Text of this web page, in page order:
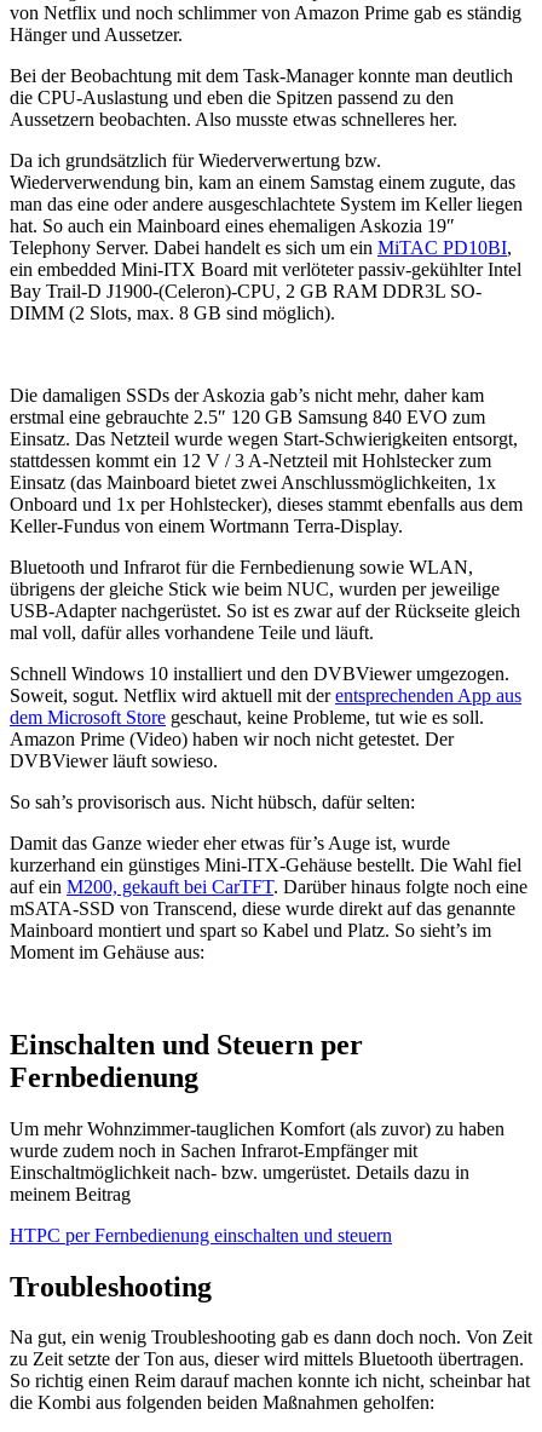
von Netflix und noch schlimmer von Amazon Prime gab es ständig
Hänger und Aussetzer.
Bei der Beobachtung mit dem Task-Manager konnte man deutlich
die CPU-Auslastung und eben die Spitzen passend zu den
Aussetzern beobachten. Also musste etwas schnelleres her.
Da ich grundsätzlich für Wiederverwertung bzw.
Wiederverwendung bin, kam an einem Samstag einem zugute, das
man das eine oder andere ausgeschlachtete System im Keller liegen
hat. So auch ein Mainboard eines ehemaligen Askozia 19″
Telephony Server. Dabei handelt es sich um ein MiTAC PD10BI,
ein embedded Mini-ITX Board mit verlöteter passiv-gekühlter Intel
Bay Trail-D J1900-(Celeron)-CPU, 2 GB RAM DDR3L SO-
DIMM (2 Slots, max. 8 GB sind möglich).
Die damaligen SSDs der Askozia gab’s nicht mehr, daher kam
erstmal eine gebrauchte 2.5″ 120 GB Samsung 840 EVO zum
Einsatz. Das Netzteil wurde wegen Start-Schwierigkeiten entsorgt,
stattdessen kommt ein 12 V / 3 A-Netzteil mit Hohlstecker zum
Einsatz (das Mainboard bietet zwei Anschlussmöglichkeiten, 1x
Onboard und 1x per Hohlstecker), dieses stammt ebenfalls aus dem
Keller-Fundus von einem Wortmann Terra-Display.
Bluetooth und Infrarot für die Fernbedienung sowie WLAN,
übrigens der gleiche Stick wie beim NUC, wurden per jeweilige
USB-Adapter nachgerüstet. So ist es zwar auf der Rückseite gleich
mal voll, dafür alles vorhandene Teile und läuft.
Schnell Windows 10 installiert und den DVBViewer umgezogen.
Soweit, sogut. Netflix wird aktuell mit derentsprechenden App aus
dem Microsoft Store geschaut, keine Probleme, tut wie es soll.
Amazon Prime (Video) haben wir noch nicht getestet. Der
DVBViewer läuft sowieso.
So sah’s provisorisch aus. Nicht hübsch, dafür selten:
Damit das Ganze wieder eher etwas für’s Auge ist, wurde
kurzerhand ein günstiges Mini-ITX-Gehäuse bestellt. Die Wahl fiel
auf ein M200, gekauft bei CarTFT. Darüber hinaus folgte noch eine
mSATA-SSD von Transcend, diese wurde direkt auf das genannte
Mainboard montiert und spart so Kabel und Platz. So sieht’s im
Moment im Gehäuse aus:
Einschalten und Steuern per
Fernbedienung
Um mehr Wohnzimmer-tauglichen Komfort (als zuvor) zu haben
wurde zudem noch in Sachen Infrarot-Empfänger mit
Einschaltmöglichkeit nach- bzw. umgerüstet. Details dazu in
meinem Beitrag
HTPC per Fernbedienung einschalten und steuern
Troubleshooting
Na gut, ein wenig Troubleshooting gab es dann doch noch. Von Zeit
zu Zeit setzte der Ton aus, dieser wird mittels Bluetooth übertragen.
So richtig einen Reim darauf machen konnte ich nicht, scheinbar hat
die Kombi aus folgenden beiden Maßnahmen geholfen: